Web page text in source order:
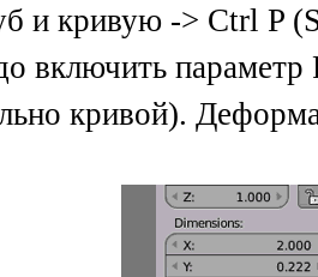
и кривую -> Ctrl P
включить
кривой).